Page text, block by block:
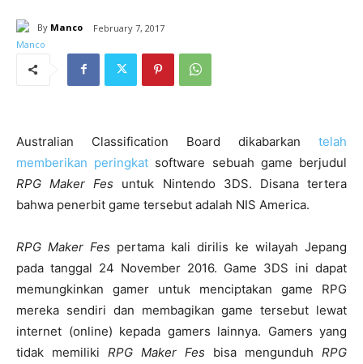
By Manco February 7, 2017
Australian Classification Board dikabarkan telah
memberikan peringkat software sebuah game berjudul
RPG Maker Fes untuk Nintendo 3DS. Disana tertera
bahwa penerbit game tersebut adalah NIS America.
RPG Maker Fes pertama kali dirilis ke wilayah Jepang
pada tanggal 24 November 2016. Game 3DS ini dapat
memungkinkan gamer untuk menciptakan game RPG
mereka sendiri dan membagikan game tersebut lewat
internet (online) kepada gamers lainnya. Gamers yang
tidak memiliki RPG Maker Fes bisa mengunduh RPG